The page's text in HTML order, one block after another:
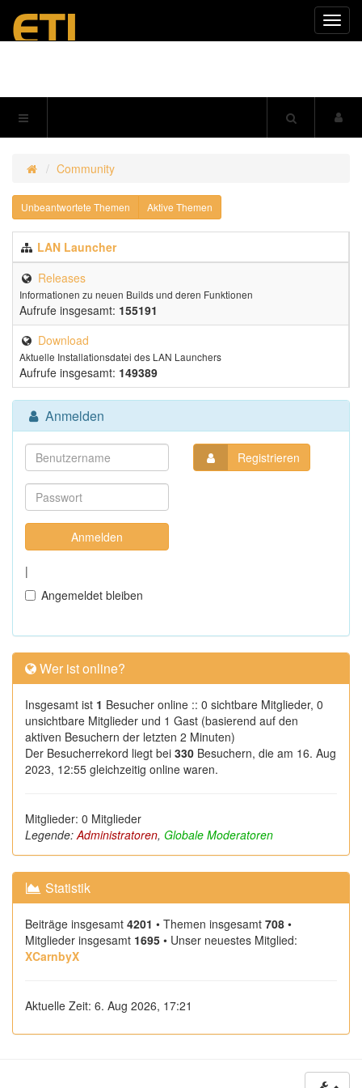
Community
Unbeantwortete Themen Aktive Themen
LAN Launcher
Releases
Informationen zu neuen Builds und deren Funktionen
Aufrufe insgesamt: 155191
Download
Aktuelle Installationsdatei des LAN Launchers
Aufrufe insgesamt: 149389
Anmelden
|
Angemeldet bleiben
Registrieren
Wer ist online?
Insgesamt ist 1 Besucher online :: 0 sichtbare Mitglieder, 0
unsichtbare Mitglieder und 1 Gast (basierend auf den
aktiven Besuchern der letzten 2 Minuten)
Der Besucherrekord liegt bei 330 Besuchern, die am 16. Aug
2023, 12:55 gleichzeitig online waren.
Mitglieder: 0 Mitglieder
Legende:Administratoren, Globale Moderatoren
Statistik
Beiträge insgesamt 4201 • Themen insgesamt 708 •
Mitglieder insgesamt 1695 • Unser neuestes Mitglied:
XCarnbyX
Aktuelle Zeit: 6. Aug 2026, 17:21